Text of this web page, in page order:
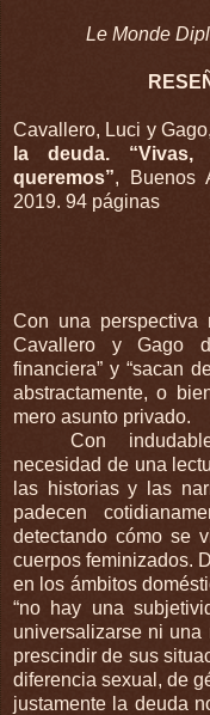
Le Monde
Cavallero, Luci y
la deuda.
queremos”, Buenos
2019. 94 páginas
Con una perspectiva
Cavallero y Gago
financiera” y “sacan
abstractamente, o
mero asunto privado.
Con
necesidad de una
las historias y las
padecen
detectando cómo se
cuerpos feminizados.
en los ámbitos
“no hay una
universalizarse ni una
prescindir de sus
diferencia sexual, de
justamente la deuda